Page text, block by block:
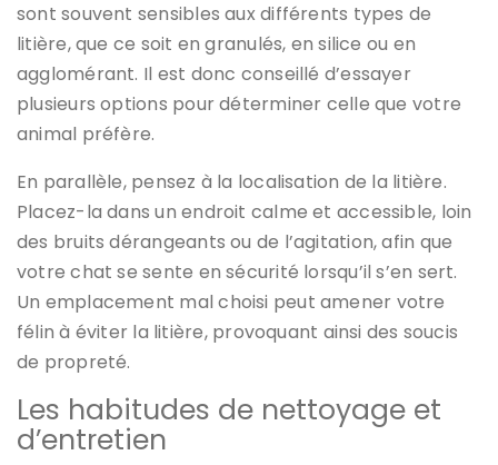
sont souvent sensibles aux différents types de
litière, que ce soit en granulés, en silice ou en
agglomérant. Il est donc conseillé d’essayer
plusieurs options pour déterminer celle que votre
animal préfère.
En parallèle, pensez à la localisation de la litière.
Placez-la dans un endroit calme et accessible, loin
des bruits dérangeants ou de l’agitation, afin que
votre chat se sente en sécurité lorsqu’il s’en sert.
Un emplacement mal choisi peut amener votre
félin à éviter la litière, provoquant ainsi des soucis
de propreté.
Les habitudes de nettoyage et
d’entretien